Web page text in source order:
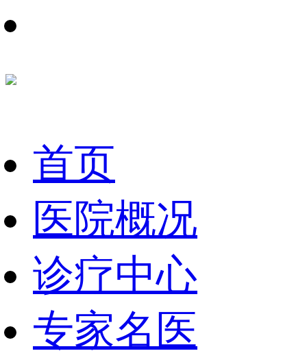
首页
医院概况
诊疗中心
专家名医